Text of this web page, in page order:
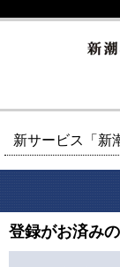
新サービス「新
登録がお済み